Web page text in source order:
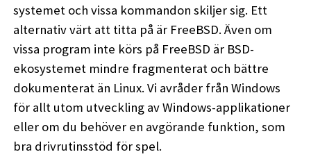
systemet och vissa kommandon skiljer sig. Ett
alternativ värt att titta på är FreeBSD. Även om
vissa program inte körs på FreeBSD är BSD-
ekosystemet mindre fragmenterat och bättre
dokumenterat än Linux. Vi avråder från Windows
för allt utom utveckling av Windows-applikationer
eller om du behöver en avgörande funktion, som
bra drivrutinsstöd för spel.